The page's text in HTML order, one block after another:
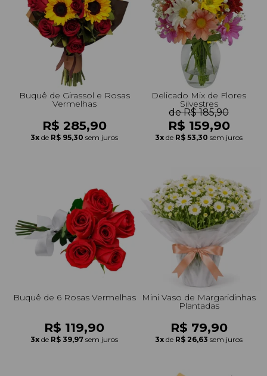
+Presentes com Flores
+Presentes por Ocasião
+Presentes para Família
+Presentes para Todos
+Tipo de Cesta
+Tipos de Buquês
+Tipos de Arranjos
+Tipos de Flores
+Por Cores
+Cidades do Sul
+Cidades do Sudeste
+Cidades do Norte
+Cidades do Nordeste
Buquê de Girassol e Rosas
Vermelhas
R$ 285,90
3x de R$ 95,30 sem juros
Delicado Mix de Flores
Silvestres
de R$ 185,90
R$ 159,90
3x de R$ 53,30 sem juros
Buquê de 6 Rosas Vermelhas
R$ 119,90
3x de R$ 39,97 sem juros
Mini Vaso de Margaridinhas
Plantadas
R$ 79,90
3x de R$ 26,63 sem juros